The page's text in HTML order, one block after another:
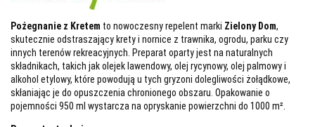
Pożegnanie z Kretem to nowoczesny repelent marki Zielony Dom,
skutecznie odstraszający krety i nornice z trawnika, ogrodu, parku czy
innych terenów rekreacyjnych. Preparat oparty jest na naturalnych
składnikach, takich jak olejek lawendowy, olej rycynowy, olej palmowy i
alkohol etylowy, które powodują u tych gryzoni dolegliwości żołądkowe,
skłaniając je do opuszczenia chronionego obszaru. Opakowanie o
pojemności 950 ml wystarcza na opryskanie powierzchni do 1000 m².